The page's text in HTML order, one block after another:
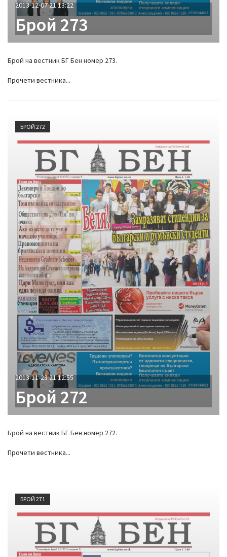
2013-12-07 21:13:22
Брой 273
Брой на вестник БГ Бен номер 273.
Прочети вестника...
БРОЙ 272
2013-11-23 21:12:55
Брой 272
Брой на вестник БГ Бен номер 272.
Прочети вестника...
БРОЙ 271